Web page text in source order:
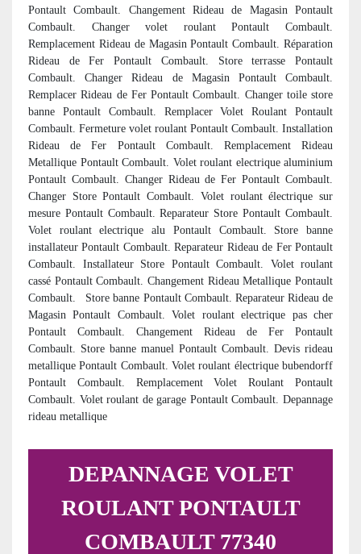
Pontault Combault. Changement Rideau de Magasin Pontault
Combault. Changer volet roulant Pontault Combault.
Remplacement Rideau de Magasin Pontault Combault. Réparation
Rideau de Fer Pontault Combault. Store terrasse Pontault
Combault. Changer Rideau de Magasin Pontault Combault.
Remplacer Rideau de Fer Pontault Combault. Changer toile store
banne Pontault Combault. Remplacer Volet Roulant Pontault
Combault. Fermeture volet roulant Pontault Combault. Installation
Rideau de Fer Pontault Combault. Remplacement Rideau
Metallique Pontault Combault. Volet roulant electrique aluminium
Pontault Combault. Changer Rideau de Fer Pontault Combault.
Changer Store Pontault Combault. Volet roulant électrique sur
mesure Pontault Combault. Reparateur Store Pontault Combault.
Volet roulant electrique alu Pontault Combault. Store banne
installateur Pontault Combault. Reparateur Rideau de Fer Pontault
Combault. Installateur Store Pontault Combault. Volet roulant
cassé Pontault Combault. Changement Rideau Metallique Pontault
Combault. Store banne Pontault Combault. Reparateur Rideau de
Magasin Pontault Combault. Volet roulant electrique pas cher
Pontault Combault. Changement Rideau de Fer Pontault
Combault. Store banne manuel Pontault Combault. Devis rideau
metallique Pontault Combault. Volet roulant électrique bubendorff
Pontault Combault. Remplacement Volet Roulant Pontault
Combault. Volet roulant de garage Pontault Combault. Depannage
rideau metallique
DEPANNAGE VOLET
ROULANT PONTAULT
COMBAULT 77340